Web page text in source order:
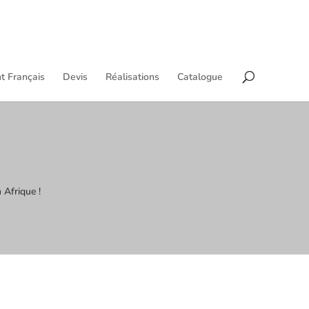
Français Devis Réalisations Catalogue
Afrique !